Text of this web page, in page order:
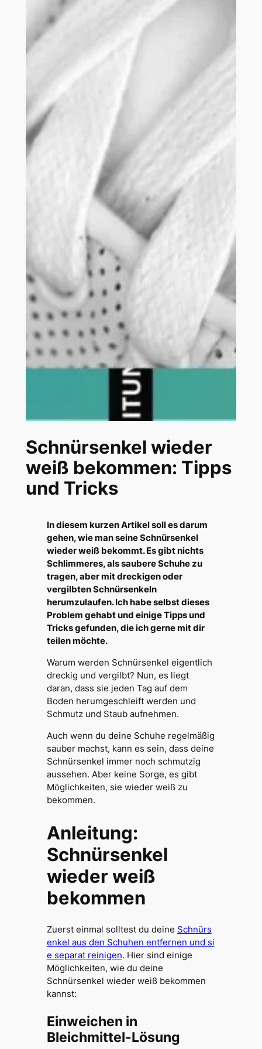
Schnürsenkel wieder
weiß bekommen: Tipps
und Tricks
In diesem kurzen Artikel soll es darum
gehen, wie man seine Schnürsenkel
wieder weiß bekommt. Es gibt nichts
Schlimmeres, als saubere Schuhe zu
tragen, aber mit dreckigen oder
vergilbten Schnürsenkeln
herumzulaufen. Ich habe selbst dieses
Problem gehabt und einige Tipps und
Tricks gefunden, die ich gerne mit dir
teilen möchte.
Warum werden Schnürsenkel eigentlich
dreckig und vergilbt? Nun, es liegt
daran, dass sie jeden Tag auf dem
Boden herumgeschleift werden und
Schmutz und Staub aufnehmen.
Auch wenn du deine Schuhe regelmäßig
sauber machst, kann es sein, dass deine
Schnürsenkel immer noch schmutzig
aussehen. Aber keine Sorge, es gibt
Möglichkeiten, sie wieder weiß zu
bekommen.
Anleitung:
Schnürsenkel
wieder weiß
bekommen
Zuerst einmal solltest du deine Schnürs
enkel aus den Schuhen entfernen und si
e separat reinigen. Hier sind einige
Möglichkeiten, wie du deine
Schnürsenkel wieder weiß bekommen
kannst:
Einweichen in
Bleichmittel-Lösung